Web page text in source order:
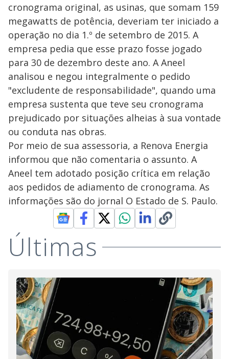
cronograma original, as usinas, que somam 159
megawatts de potência, deveriam ter iniciado a
operação no dia 1.º de setembro de 2015. A
empresa pedia que esse prazo fosse jogado
para 30 de dezembro deste ano. A Aneel
analisou e negou integralmente o pedido
"excludente de responsabilidade", quando uma
empresa sustenta que teve seu cronograma
prejudicado por situações alheias à sua vontade
ou conduta nas obras.
Por meio de sua assessoria, a Renova Energia
informou que não comentaria o assunto. A
Aneel tem adotado posição crítica em relação
aos pedidos de adiamento de cronograma. As
informações são do jornal O Estado de S. Paulo.
Últimas